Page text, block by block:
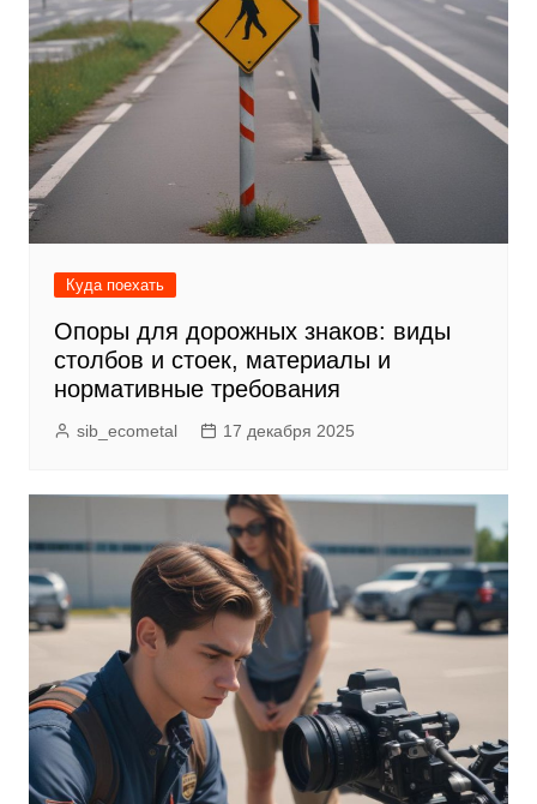
Куда поехать
Опоры для дорожных знаков: виды
столбов и стоек, материалы и
нормативные требования
sib_ecometal 17 декабря 2025